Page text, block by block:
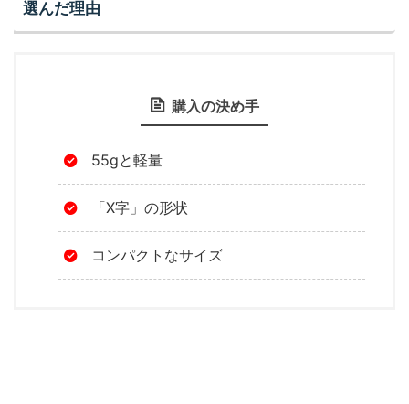
選んだ理由
購入の決め手
55gと軽量
「X字」の形状
コンパクトなサイズ